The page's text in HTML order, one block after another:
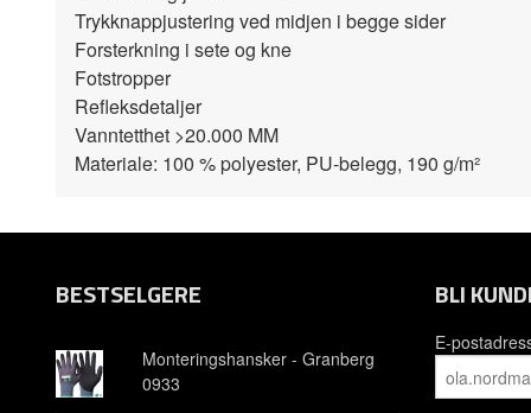
Trykknappjustering ved midjen i begge sider
Forsterkning i sete og kne
Fotstropper
Refleksdetaljer
Vanntetthet >20.000 MM
Materiale: 100 % polyester, PU-belegg, 190 g/m²
BESTSELGERE
Monteringshansker - Granberg
0933
BLI
E-